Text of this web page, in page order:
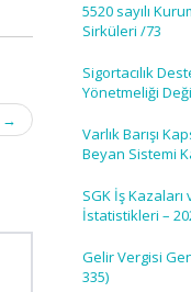
→
5520 sayılı
Sirküleri /73
Sigortacılık
Yönetmeliği
Varlık Barışı
Beyan Sistemi
SGK İş Kazaları
İstatistikleri –
Gelir Vergisi
335)